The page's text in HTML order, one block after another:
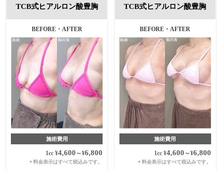
TCB式ヒアルロン酸豊胸
BEFORE・AFTER
施術費用
1cc¥4,600 ～¥6,800
＊料金表示はすべて税込みです。
TCB式ヒアルロン酸豊胸
BEFORE・AFTER
施術費用
1cc ¥4,600 ～¥6,800
＊ 料金表示はすべて税込みです。